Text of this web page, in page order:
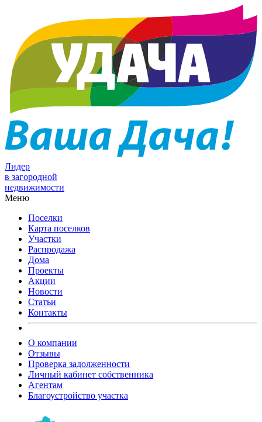
Лидер
в загородной
недвижимости
Меню
Поселки
Карта поселков
Участки
Распродажа
Дома
Проекты
Акции
Новости
Статьи
Контакты
О компании
Отзывы
Проверка задолженности
Личный кабинет собственника
Агентам
Благоустройство участка